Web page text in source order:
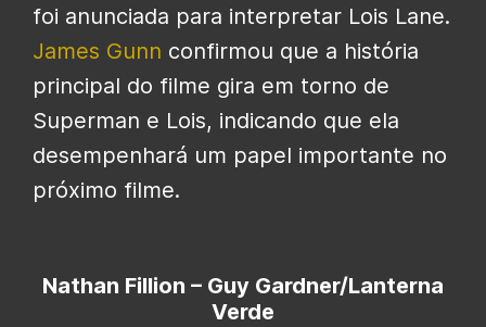
foi anunciada para interpretar Lois Lane.
James Gunn confirmou que a história
principal do filme gira em torno de
Superman e Lois, indicando que ela
desempenhará um papel importante no
próximo filme.
Nathan Fillion – Guy Gardner/Lanterna
Verde